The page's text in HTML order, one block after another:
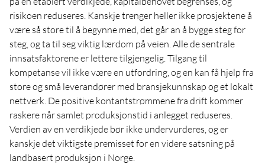
risikoen reduseres. Kanskje trenger heller ikke prosjektene å
være så store til å begynne med, det går an å bygge steg for
steg, og ta til seg viktig lærdom på veien. Alle de sentrale
innsatsfaktorene er lettere tilgjengelig. Tilgang til
kompetanse vil ikke være en utfordring, og en kan få hjelp fra
store og små leverandører med bransjekunnskap og et lokalt
nettverk. De positive kontantstrømmene fra drift kommer
raskere når samlet produksjonstid i anlegget reduseres.
Verdien av en verdikjede bør ikke undervurderes, og er
kanskje det viktigste premisset for en videre satsning på
landbasert produksjon i Norge.